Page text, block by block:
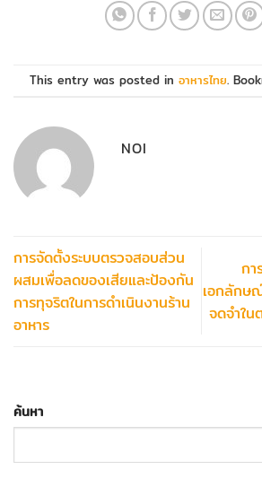
This entry was posted in อาหารไทย.
NOI
การจัดตั้งระบบตรวจสอบส่วน
ผสมเพื่อลดของเสียและป้องกัน
การทุจริตในการดำเนินงานร้าน
อาหาร
กา
เอกลักษ
จดจำใ
ค้นหา